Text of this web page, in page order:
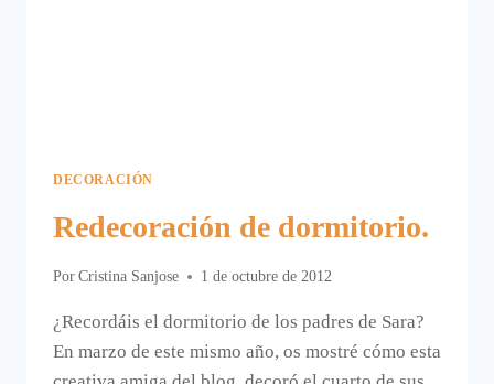
DECORACIÓN
Redecoración de dormitorio.
Por Cristina Sanjose 1 de octubre de 2012
¿Recordáis el dormitorio de los padres de Sara?
En marzo de este mismo año, os mostré cómo esta